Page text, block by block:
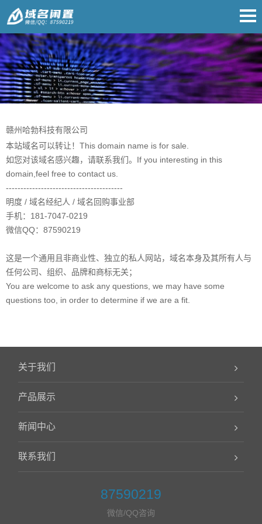
赣州哈勃科技有限公司
本站域名可以转让！This domain name is for sale.
如您对该域名感兴趣，请联系我们。If you interesting in this
domain,feel free to contact us.
----------------------------------------
明度 / 域名经纪人 / 域名回购事业部
手机：181-7047-0219
微信QQ：87590219
这是一个通用且非商业性、独立的私人网站，域名本身及其所有人与
任何公司、组织、品牌和商标无关；
You are welcome to ask any questions, we may have some
questions too, in order to determine if we are a fit.
关于我们
产品展示
新闻中心
联系我们
87590219
微信/QQ咨询